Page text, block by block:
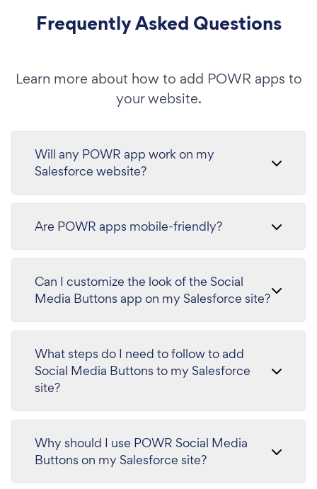
Frequently Asked Questions
Learn more about how to add POWR apps to
your website.
Will any POWR app work on my
Salesforce website?
Are POWR apps mobile-friendly?
Can I customize the look of the Social
Media Buttons app on my Salesforce site?
What steps do I need to follow to add
Social Media Buttons to my Salesforce
site?
Why should I use POWR Social Media
Buttons on my Salesforce site?